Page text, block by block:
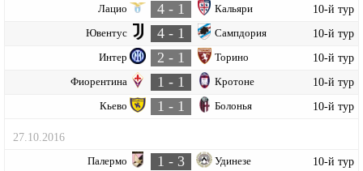
Лацио 4 - 1 Кальяри 10-й тур
Ювентус 4 - 1 Сампдория 10-й тур
Интер 2 - 1 Торино 10-й тур
Фиорентина 1 - 1 Кротоне 10-й тур
Кьево 1 - 1 Болонья 10-й тур
27.10.2016
Палермо 1 - 3 Удинезе 10-й тур